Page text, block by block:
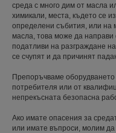
среда с много дим от масла
химикали, места, където се
определени събития, или на
масла, това може да
податливи на разграждане
се счупят и да причинят
Препоръчваме оборудването
потребителя или от
непрекъсната безопасна
Ако имате опасения за
или имате въпроси, молим